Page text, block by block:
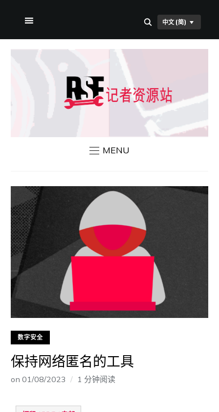
首页
中文 (简)
MENU
数字安全
保持网络匿名的工具
on01/08/2023 1 分钟阅读